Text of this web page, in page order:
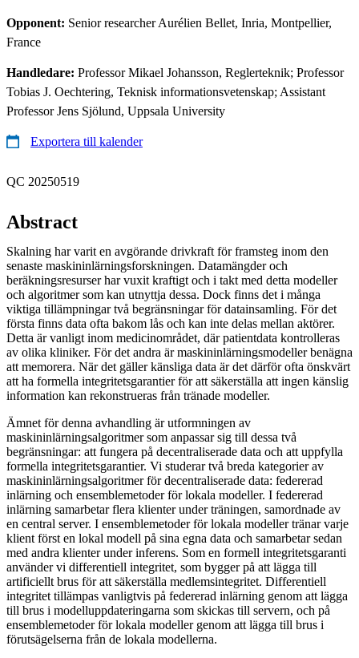
Opponent: Senior researcher Aurélien Bellet, Inria, Montpellier,
France
Handledare: Professor Mikael Johansson, Reglerteknik; Professor
Tobias J. Oechtering, Teknisk informationsvetenskap; Assistant
Professor Jens Sjölund, Uppsala University
Exportera till kalender
QC 20250519
Abstract
Skalning har varit en avgörande drivkraft för framsteg inom den
senaste maskininlärningsforskningen. Datamängder och
beräkningsresurser har vuxit kraftigt och i takt med detta modeller
och algoritmer som kan utnyttja dessa. Dock finns det i många
viktiga tillämpningar två begränsningar för datainsamling. För det
första finns data ofta bakom lås och kan inte delas mellan aktörer.
Detta är vanligt inom medicinområdet, där patientdata kontrolleras
av olika kliniker. För det andra är maskininlärningsmodeller benägna
att memorera. När det gäller känsliga data är det därför ofta önskvärt
att ha formella integritetsgarantier för att säkerställa att ingen känslig
information kan rekonstrueras från tränade modeller.
Ämnet för denna avhandling är utformningen av
maskininlärningsalgoritmer som anpassar sig till dessa två
begränsningar: att fungera på decentraliserade data och att uppfylla
formella integritetsgarantier. Vi studerar två breda kategorier av
maskininlärningsalgoritmer för decentraliserade data: federerad
inlärning och ensemblemetoder för lokala modeller. I federerad
inlärning samarbetar flera klienter under träningen, samordnade av
en central server. I ensemblemetoder för lokala modeller tränar varje
klient först en lokal modell på sina egna data och samarbetar sedan
med andra klienter under inferens. Som en formell integritetsgaranti
använder vi differentiell integritet, som bygger på att lägga till
artificiellt brus för att säkerställa medlemsintegritet. Differentiell
integritet tillämpas vanligtvis på federerad inlärning genom att lägga
till brus i modelluppdateringarna som skickas till servern, och på
ensemblemetoder för lokala modeller genom att lägga till brus i
förutsägelserna från de lokala modellerna.